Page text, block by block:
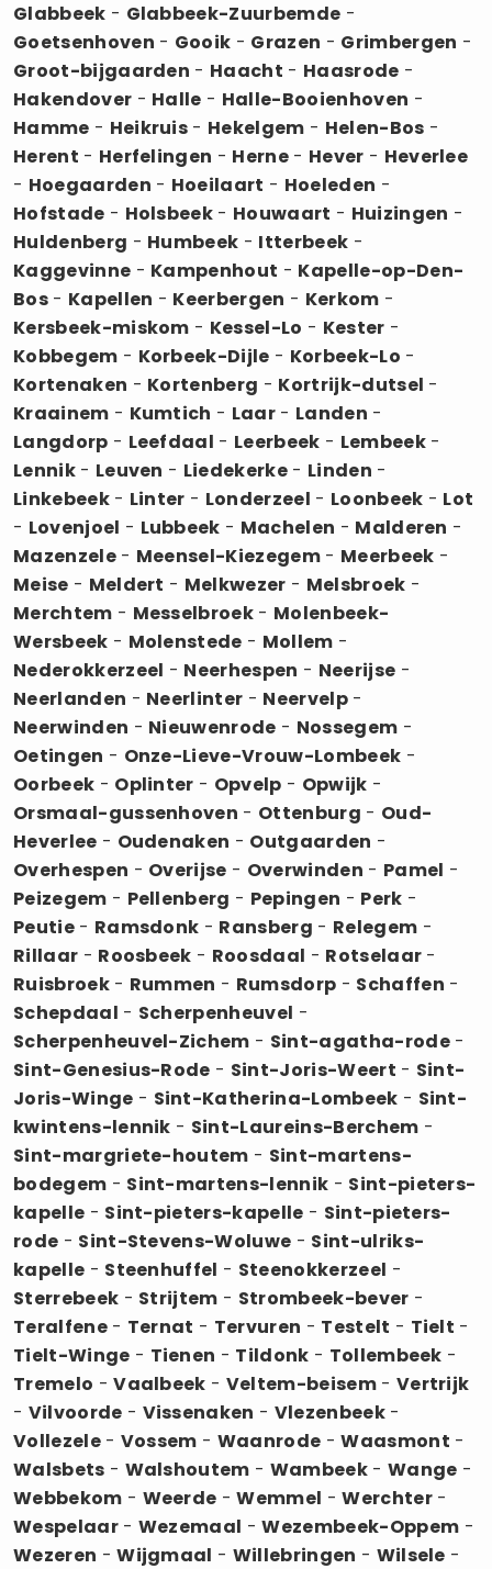
Glabbeek - Glabbeek-Zuurbemde -
Goetsenhoven - Gooik - Grazen - Grimbergen -
Groot-bijgaarden - Haacht - Haasrode -
Hakendover - Halle - Halle-Booienhoven -
Hamme - Heikruis - Hekelgem - Helen-Bos -
Herent - Herfelingen - Herne - Hever - Heverlee
- Hoegaarden - Hoeilaart - Hoeleden -
Hofstade - Holsbeek - Houwaart - Huizingen -
Huldenberg - Humbeek - Itterbeek -
Kaggevinne - Kampenhout - Kapelle-op-Den-
Bos- Kapellen - Keerbergen - Kerkom -
Kersbeek-miskom - Kessel-Lo - Kester -
Kobbegem - Korbeek-Dijle - Korbeek-Lo -
Kortenaken - Kortenberg - Kortrijk-dutsel -
Kraainem - Kumtich - Laar - Landen -
Langdorp - Leefdaal - Leerbeek - Lembeek-
Lennik- Leuven - Liedekerke- Linden -
Linkebeek- Linter - Londerzeel - Loonbeek - Lot
- Lovenjoel - Lubbeek - Machelen - Malderen -
Mazenzele- Meensel-Kiezegem- Meerbeek -
Meise - Meldert - Melkwezer - Melsbroek -
Merchtem - Messelbroek - Molenbeek-
Wersbeek - Molenstede - Mollem -
Nederokkerzeel - Neerhespen - Neerijse -
Neerlanden - Neerlinter - Neervelp-
Neerwinden - Nieuwenrode - Nossegem -
Oetingen - Onze-Lieve-Vrouw-Lombeek -
Oorbeek - Oplinter - Opvelp - Opwijk -
Orsmaal-gussenhoven - Ottenburg - Oud-
Heverlee - Oudenaken - Outgaarden -
Overhespen - Overijse - Overwinden - Pamel -
Peizegem - Pellenberg - Pepingen - Perk -
Peutie- Ramsdonk - Ransberg - Relegem -
Rillaar - Roosbeek - Roosdaal - Rotselaar -
Ruisbroek- Rummen - Rumsdorp - Schaffen -
Schepdaal - Scherpenheuvel -
Scherpenheuvel-Zichem - Sint-agatha-rode-
Sint-Genesius-Rode - Sint-Joris-Weert - Sint-
Joris-Winge - Sint-Katherina-Lombeek - Sint-
kwintens-lennik - Sint-Laureins-Berchem -
Sint-margriete-houtem - Sint-martens-
bodegem - Sint-martens-lennik - Sint-pieters-
kapelle - Sint-pieters-kapelle - Sint-pieters-
rode - Sint-Stevens-Woluwe - Sint-ulriks-
kapelle - Steenhuffel - Steenokkerzeel -
Sterrebeek - Strijtem - Strombeek-bever -
Teralfene- Ternat - Tervuren - Testelt - Tielt -
Tielt-Winge - Tienen - Tildonk - Tollembeek -
Tremelo -Vaalbeek - Veltem-beisem- Vertrijk
- Vilvoorde - Vissenaken - Vlezenbeek-
Vollezele- Vossem - Waanrode -Waasmont -
Walsbets - Walshoutem - Wambeek- Wange -
Webbekom - Weerde -Wemmel -Werchter-
Wespelaar- Wezemaal -Wezembeek-Oppem -
Wezeren -Wijgmaal - Willebringen - Wilsele -